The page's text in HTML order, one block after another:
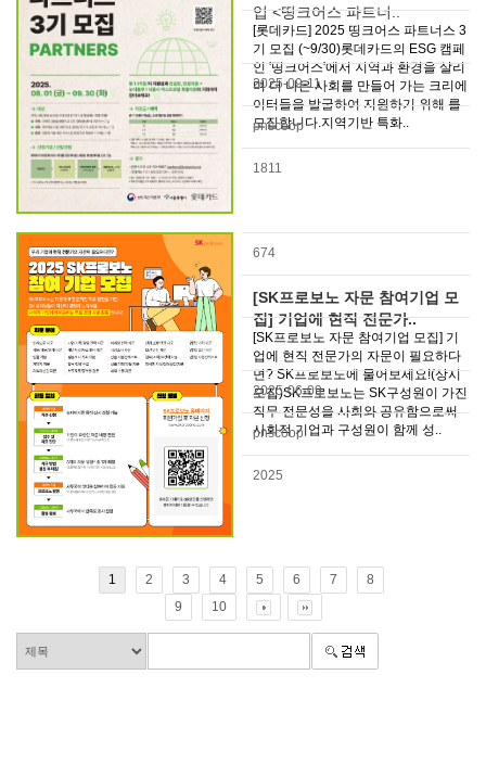
업 <띵크어스 파트너..
[롯데카드] 2025 띵크어스 파트너스 3
기 모집 (~9/30)롯데카드의 ESG 캠페
인 '띵크어스'에서 지역과 환경을 살리
며 더 나은 사회를 만들어 가는 크리에
이터들을 발굴하여 지원하기 위해 를
모집합니다.지역기반 특화..
2025-09-11
pnscoop
1811
674
[SK프로보노 자문 참여기업 모
집] 기업에 현직 전문가..
[SK프로보노 자문 참여기업 모집] 기
업에 현직 전문가의 자문이 필요하다
면? SK프로보노에 물어보세요!(상시
모집)SK프로보노는 SK구성원이 가진
직무 전문성을 사회와 공유함으로써
사회적 기업과 구성원이 함께 성..
2025-06-09
pnscoop
2025
1 2 3 4 5 6 7
8
9
10